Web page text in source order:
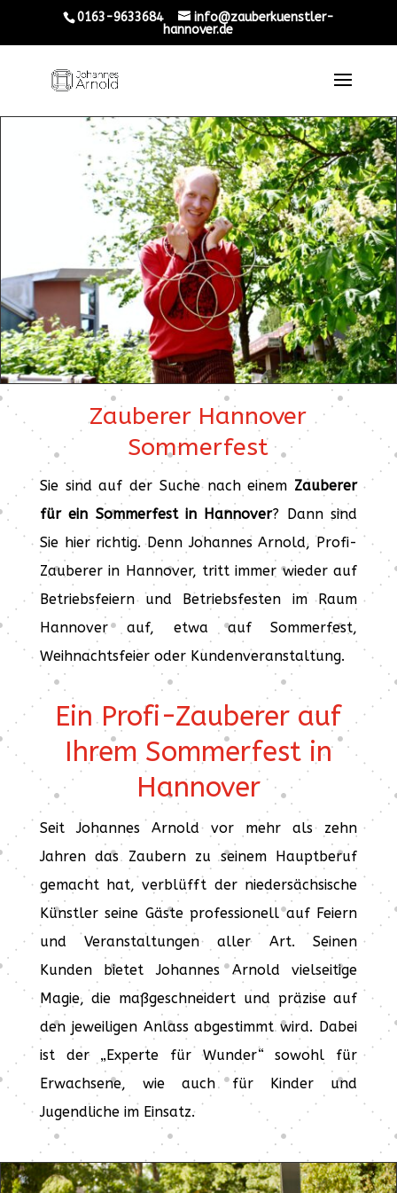
0163-9633684
info@zauberkuenstler-
hannover.de
Zauberer Hannover
Sommerfest
Sie sind auf der Suche nach einem Zauberer
für ein Sommerfest in Hannover? Dann sind
Sie hier richtig. Denn Johannes Arnold, Profi-
Zauberer in Hannover, tritt immer wieder auf
Betriebsfeiern und Betriebsfesten im Raum
Hannover auf, etwa auf Sommerfest,
Weihnachtsfeier oder Kundenveranstaltung.
Ein Profi-Zauberer auf
Ihrem Sommerfest in
Hannover
Seit Johannes Arnold vor mehr als zehn
Jahren das Zaubern zu seinem Hauptberuf
gemacht hat, verblüfft der niedersächsische
Künstler seine Gäste professionell auf Feiern
und Veranstaltungen aller Art. Seinen
Kunden bietet Johannes Arnold vielseitige
Magie, die maßgeschneidert und präzise auf
den jeweiligen Anlass abgestimmt wird. Dabei
ist der „Experte für Wunder“ sowohl für
Erwachsene, wie auch für Kinder und
Jugendliche im Einsatz.